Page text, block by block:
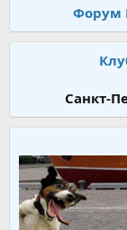
Форум
Санкт-